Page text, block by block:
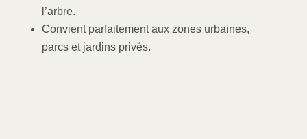
l’arbre.
Convient parfaitement aux zones urbaines,
parcs et jardins privés.